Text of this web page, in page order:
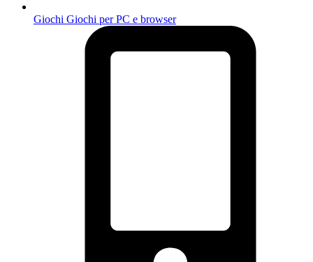
Giochi Giochi per PC e browser